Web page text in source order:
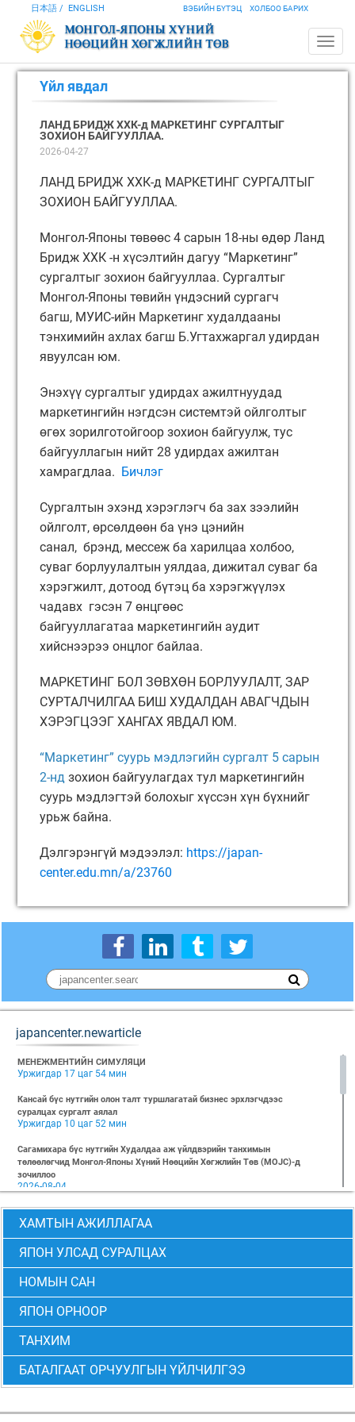
ВЭБИЙН БҮТЭЦ ХОЛБОО БАРИХ
日本語 ENGLISH
Үйл явдал
ЛАНД БРИДЖ ХХК-д МАРКЕТИНГ СУРГАЛТЫГ
ЗОХИОН БАЙГУУЛЛАА.
2026-04-27
ЛАНД БРИДЖ ХХК-д МАРКЕТИНГ СУРГАЛТЫГ
ЗОХИОН БАЙГУУЛЛАА.
Монгол-Японы төвөөс 4 сарын 18-ны өдөр Ланд
Бридж ХХК -н хүсэлтийн дагуу “Маркетинг”
сургалтыг зохион байгууллаа. Сургалтыг
Монгол-Японы төвийн үндэсний сургагч
багш, МУИС-ийн Маркетинг худалдааны
тэнхимийн ахлах багш Б.Угтахжаргал удирдан
явуулсан юм.
Энэхүү сургалтыг удирдах ажилтнуудад
маркетингийн нэгдсэн системтэй ойлголтыг
өгөх зорилготойгоор зохион байгуулж, тус
байгууллагын нийт 28 удирдах ажилтан
хамрагдлаа. Бичлэг
Сургалтын эхэнд хэрэглэгч ба зах зээлийн
ойлголт, өрсөлдөөн ба үнэ цэнийн
санал, брэнд, мессеж ба харилцаа холбоо,
суваг борлуулалтын уялдаа, дижитал суваг ба
хэрэгжилт, дотоод бүтэц ба хэрэгжүүлэх
чадавх гэсэн 7 өнцгөөс
байгууллагатаа маркетингийн аудит
хийснээрээ онцлог байлаа.
МАРКЕТИНГ БОЛ ЗӨВХӨН БОРЛУУЛАЛТ, ЗАР
СУРТАЛЧИЛГАА БИШ ХУДАЛДАН АВАГЧДЫН
ХЭРЭГЦЭЭГ ХАНГАХ ЯВДАЛ ЮМ.
“Маркетинг” суурь мэдлэгийн сургалт 5 сарын
2-нд зохион байгуулагдах тул маркетингийн
суурь мэдлэгтэй болохыг хүссэн хүн бүхнийг
урьж байна.
Дэлгэрэнгүй мэдээлэл: https://japan-
center.edu.mn/a/23760
japancenter.newarticle
МЕНЕЖМЕНТИЙН СИМУЛЯЦИ
Уржигдар 17 цаг 54 мин
Кансай бүс нутгийн олон талт туршлагатай бизнес эрхлэгчдээс
суралцах сургалт аялал
Уржигдар 10 цаг 52 мин
Сагамихара бүс нутгийн Худалдаа аж үйлдвэрийн танхимын
төлөөлөгчид Монгол-Японы Хүний Нөөцийн Хөгжлийн Төв (MOJC)-д
зочиллоо
2026-08-04
"БИЗНЕС БА ХҮНИЙ ЭРХ" Нээлттэй семинарын бүртгэл эхэллээ
2026-07-28
Global Value Chain Бизнесийн практик сургалт
2026 БИЗНЕСИЙН ҮНДСЭН СУРГАЛТ-PMP АНГИ 29 дэх элсэлт
2026-07-08
2026 БИЗНЕСИЙН ҮНДСЭН СУРГАЛТ-УДИРДЛАГЫН АНГИ 29 дэх элсэлт
2026-07-06
МОНГОЛ-ЯПОНЫ ТӨВИЙН БИЗНЕСИЙН ҮНДСЭН СУРГАЛТЫН 28 ДАХЬ
ЭЛСЭЛТИЙН “CEO” болон “PMP” АНГИЙН ТӨГСӨЛТ АМЖИЛТТАЙ БОЛЖ
ӨНДӨРЛӨВ
ХАМТЫН АЖИЛЛАГАА
ЯПОН УЛСАД СУРАЛЦАХ
НОМЫН САН
ЯПОН ОРНООР
ТАНХИМ
БАТАЛГААТ ОРЧУУЛГЫН ҮЙЛЧИЛГЭЭ